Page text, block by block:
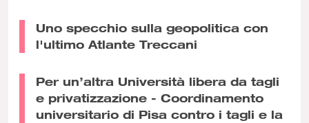
Uno specchio sulla geopolitica con
l'ultimo Atlante Treccani
Per un’altra Università libera da tagli
e privatizzazione - Coordinamento
universitario di Pisa contro i tagli e la